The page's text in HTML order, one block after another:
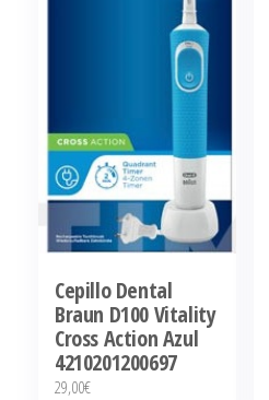
Cepillo Dental
Braun D100 Vitality
Cross Action Azul
4210201200697
29,00€